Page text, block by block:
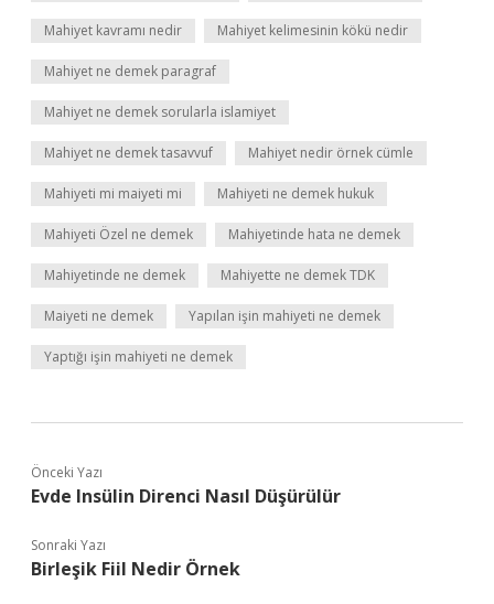
Mahiyet kavramı nedir Mahiyet kelimesinin kökü nedir
Mahiyet ne demek paragraf
Mahiyet ne demek sorularla islamiyet
Mahiyet ne demek tasavvuf Mahiyet nedir örnek cümle
Mahiyeti mi maiyeti mi Mahiyeti ne demek hukuk
Mahiyeti Özel ne demek Mahiyetinde hata ne demek
Mahiyetinde ne demek Mahiyette ne demek TDK
Maiyeti ne demek Yapılan işin mahiyeti ne demek
Yaptığı işin mahiyeti ne demek
Önceki Yazı
Evde Insülin Direnci Nasıl Düşürülür
Sonraki Yazı
Birleşik Fiil Nedir Örnek